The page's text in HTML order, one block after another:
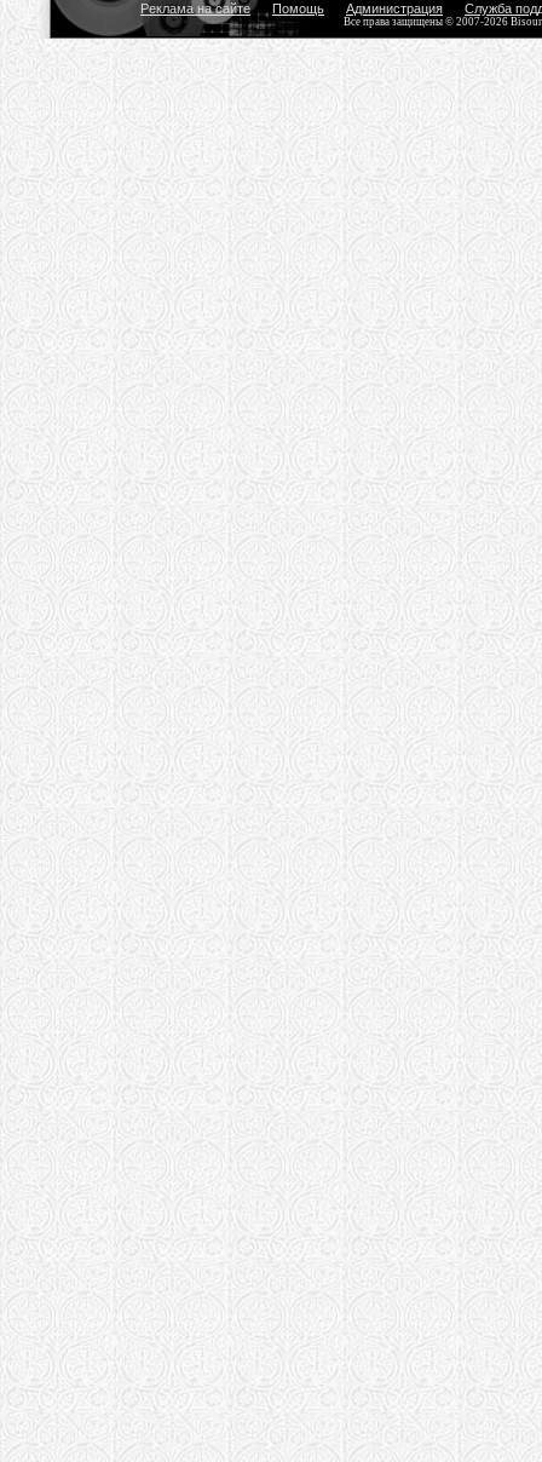
Реклама на сайте Помощь Администрация Служба
Все права защищены © 2007-2026